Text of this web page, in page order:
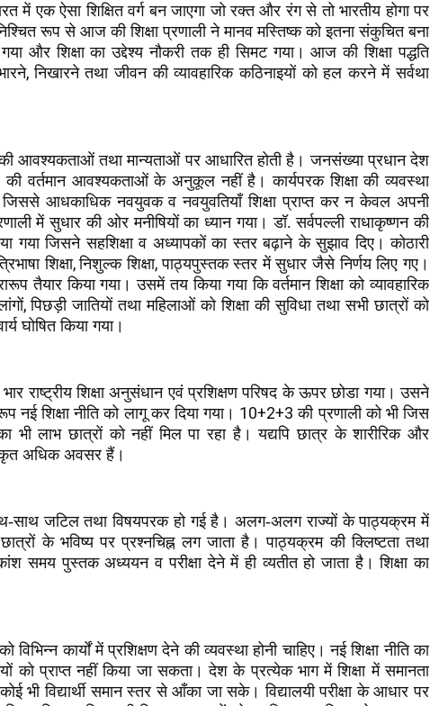
में एक ऐसा शिक्षित वर्ग बन जाएगा जो रक्त और रंग से तो भारतीय होगा पर
रूप से आज की शिक्षा प्रणाली ने मानव मस्तिष्क को इतना संकुचित बना
गया और शिक्षा का उद्देश्य नौकरी तक ही सिमट गया। आज की शिक्षा पद्धति
,निखारने तथा जीवन की व्यावहारिक कठिनाइयों को हल करने में सर्वथा
की आवश्यकताओं तथा मान्यताओं पर आधारित होती है। जनसंख्या प्रधान देश
की वर्तमान आवश्यकताओं के अनुकूल नहीं है। कार्यपरक शिक्षा की व्यवस्था
आधकाधिक नवयुवक व नवयुवतियाँ शिक्षा प्राप्त कर न केवल अपनी
में सुधार की ओर मनीषियों का ध्यान गया। डॉ. सर्वपल्ली राधाकृष्णन की
गया जिसने सहशिक्षा व अध्यापकों का स्तर बढ़ाने के सुझाव दिए। कोठारी
शिक्षा,निशुल्क शिक्षा,पाठ्यपुस्तक स्तर में सुधार जैसे निर्णय लिए गए।
तैयार किया गया। उसमें तय किया गया कि वर्तमान शिक्षा को व्यावहारिक
,पिछड़ी जातियों तथा महिलाओं को शिक्षा की सुविधा तथा सभी छात्रों को
घोषित किया गया।
राष्ट्रीय शिक्षा अनुसंधान एवं प्रशिक्षण परिषद के ऊपर छोडा गया। उसने
शिक्षा नीति को लागू कर दिया गया। 10+2+3 की प्रणाली को भी जिस
भी लाभ छात्रों को नहीं मिल पा रहा है। यद्यपि छात्र के शारीरिक और
अधिक अवसर हैं।
साथ जटिल तथा विषयपरक हो गई है। अलग-अलग राज्यों के पाठ्यक्रम में
के भविष्य पर प्रश्नचिह्न लग जाता है। पाठ्यक्रम की क्लिष्टता तथा
समय पुस्तक अध्ययन व परीक्षा देने में ही व्यतीत हो जाता है। शिक्षा का
विभिन्न कार्यों में प्रशिक्षण देने की व्यवस्था होनी चाहिए। नई शिक्षा नीति का
को प्राप्त नहीं किया जा सकता। देश के प्रत्येक भाग में शिक्षा में समानता
कोई भी विद्यार्थी समान स्तर से आँका जा सके। विद्यालयी परीक्षा के आधार पर